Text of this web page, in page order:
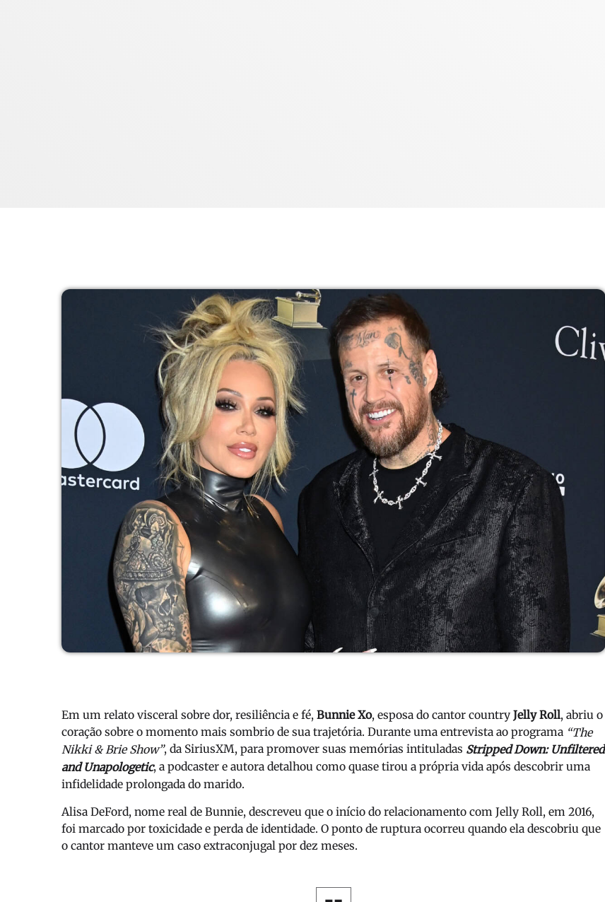
Em um relato visceral sobre dor, resiliência e fé, Bunnie Xo, esposa do cantor country Jelly Roll, abriu o
coração sobre o momento mais sombrio de sua trajetória. Durante uma entrevista ao programa “The
Nikki & Brie Show”, da SiriusXM, para promover suas memórias intituladas Stripped Down: Unfiltered
and Unapologetic, a podcaster e autora detalhou como quase tirou a própria vida após descobrir uma
infidelidade prolongada do marido.
Alisa DeFord, nome real de Bunnie, descreveu que o início do relacionamento com Jelly Roll, em 2016,
foi marcado por toxicidade e perda de identidade. O ponto de ruptura ocorreu quando ela descobriu que
o cantor manteve um caso extraconjugal por dez meses.